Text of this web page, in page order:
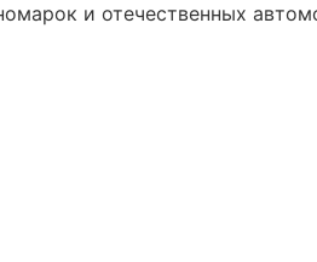
и отечественных